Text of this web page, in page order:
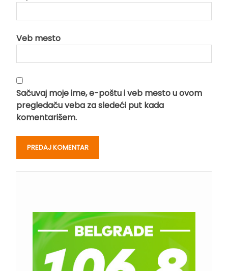
Veb mesto
Sačuvaj moje ime, e-poštu i veb mesto u ovom
pregledaču veba za sledeći put kada
komentarišem.